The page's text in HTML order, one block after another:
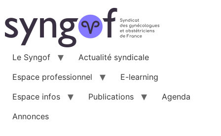
au
contenu
Le Syngof
Actualité syndicale
Espace professionnel
E-learning
Espace infos
Publications
Agenda
Annonces